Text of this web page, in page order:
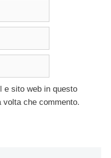
e sito web in questo
volta che commento.